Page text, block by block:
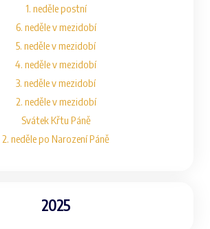
1. neděle postní
6. neděle v mezidobí
5. neděle v mezidobí
4. neděle v mezidobí
3. neděle v mezidobí
2. neděle v mezidobí
Svátek Křtu Páně
2. neděle po Narození Páně
2025